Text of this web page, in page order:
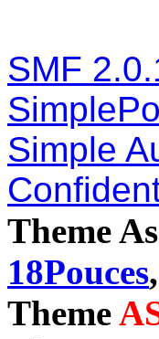
SMF
Simple
Theme
18Pouces,
Theme